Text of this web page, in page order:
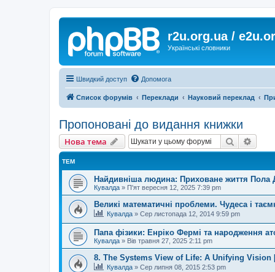
r2u.org.ua /
Українські словники
Швидкий доступ Допомога
Список форумів Переклади Науковий переклад
Пропоновані до видання книжки
Нова тема Пошук
ТЕМ
Найдивніша людина: Приховане життя Пола
Кувалда » П'ят вересня 12, 2025 7:39 pm
Великі математичні проблеми. Чудеса і
Кувалда » Сер листопада 12, 2014 9:59 pm
Папа фізики: Енріко Фермі та народження
Кувалда » Вів травня 27, 2025 2:11 pm
8. The Systems View of Life: A Unifying Vision
Кувалда » Сер липня 08, 2015 2:53 pm